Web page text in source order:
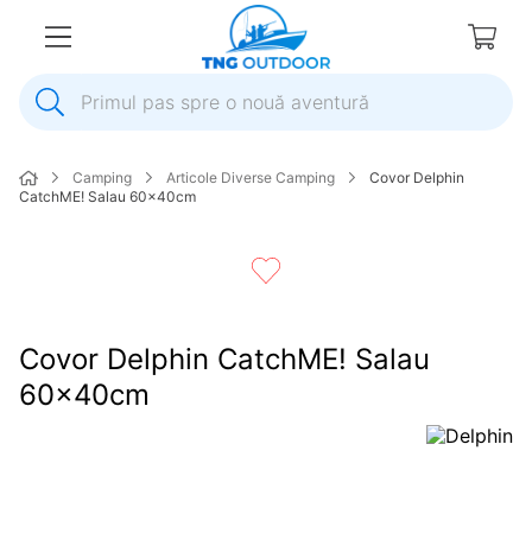
Primul pas spre o nouă aventură
2.
elice
6.
ancora
7.
pompa apa
Camping Articole Diverse Camping
Covor Delphin
CatchME! Salau 60x40cm
Covor Delphin CatchME! Salau
60x40cm